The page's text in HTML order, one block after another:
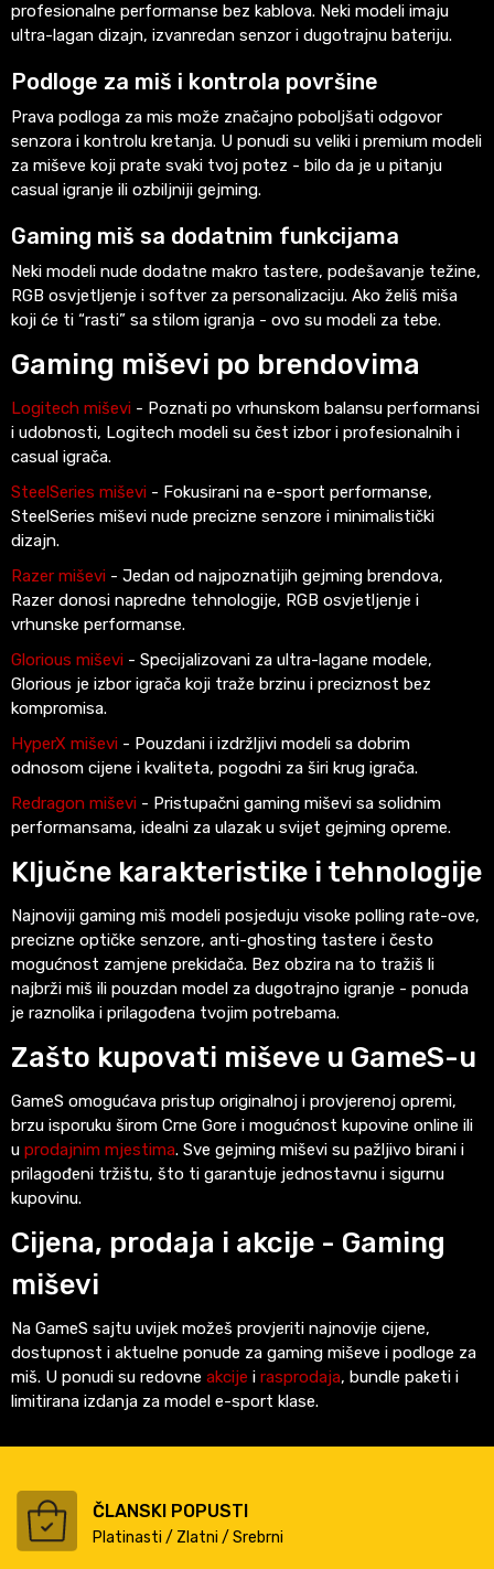
profesionalne performanse bez kablova. Neki modeli imaju
ultra-lagan dizajn, izvanredan senzor i dugotrajnu bateriju.
Podloge za miš i kontrola površine
Prava podloga za mis može značajno poboljšati odgovor
senzora i kontrolu kretanja. U ponudi su veliki i premium modeli
za miševe koji prate svaki tvoj potez - bilo da je u pitanju
casual igranje ili ozbiljniji gejming.
Gaming miš sa dodatnim funkcijama
Neki modeli nude dodatne makro tastere, podešavanje težine,
RGB osvjetljenje i softver za personalizaciju. Ako želiš miša
koji će ti “rasti” sa stilom igranja - ovo su modeli za tebe.
Gaming miševi po brendovima
Logitech miševi - Poznati po vrhunskom balansu performansi
i udobnosti, Logitech modeli su čest izbor i profesionalnih i
casual igrača.
SteelSeries miševi - Fokusirani na e-sport performanse,
SteelSeries miševi nude precizne senzore i minimalistički
dizajn.
Razer miševi - Jedan od najpoznatijih gejming brendova,
Razer donosi napredne tehnologije, RGB osvjetljenje i
vrhunske performanse.
Glorious miševi - Specijalizovani za ultra-lagane modele,
Glorious je izbor igrača koji traže brzinu i preciznost bez
kompromisa.
HyperX miševi - Pouzdani i izdržljivi modeli sa dobrim
odnosom cijene i kvaliteta, pogodni za širi krug igrača.
Redragon miševi - Pristupačni gaming miševi sa solidnim
performansama, idealni za ulazak u svijet gejming opreme.
Ključne karakteristike i tehnologije
Najnoviji gaming miš modeli posjeduju visoke polling rate-ove,
precizne optičke senzore, anti-ghosting tastere i često
mogućnost zamjene prekidača. Bez obzira na to tražiš li
najbrži miš ili pouzdan model za dugotrajno igranje - ponuda
je raznolika i prilagođena tvojim potrebama.
Zašto kupovati miševe u GameS-u
GameS omogućava pristup originalnoj i provjerenoj opremi,
brzu isporuku širom Crne Gore i mogućnost kupovine online ili
u prodajnim mjestima. Sve gejming miševi su pažljivo birani i
prilagođeni tržištu, što ti garantuje jednostavnu i sigurnu
kupovinu.
Cijena, prodaja i akcije - Gaming
miševi
Na GameS sajtu uvijek možeš provjeriti najnovije cijene,
dostupnost i aktuelne ponude za gaming miševe i podloge za
miš. U ponudi su redovne akcije i rasprodaja, bundle paketi i
limitirana izdanja za model e-sport klase.
ČLANSKI POPUSTI
Platinasti / Zlatni / Srebrni